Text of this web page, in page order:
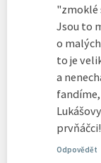
"zmoklé
Jsou to
o
to je
a
Odpovědět